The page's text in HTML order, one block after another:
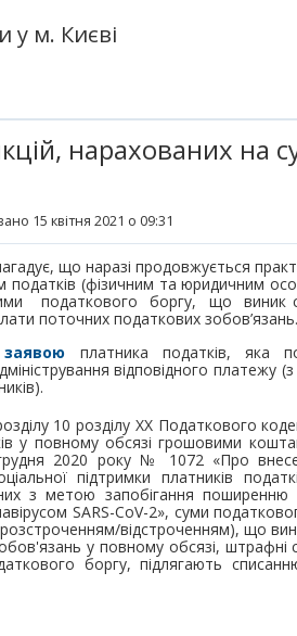
у м. Києві
нарахованих на
15 квітня 2021 о 09:31
що наразі продовжується
податків (фізичним та юридичним
податкового боргу, що виник
поточних податкових зобов’язань.
заявою платника податків, яка
відповідного платежу
10 розділу ХХ Податкового
у повному обсязі грошовими
2020 року № 1072 «Про
підтримки платників
з метою запобігання поширенню
SARS-CoV-2», суми
відстроченням), що
у повному обсязі, штрафні
боргу, підлягають